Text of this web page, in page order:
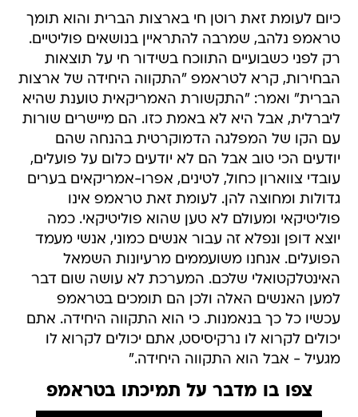
כיום לעומת זאת רוטן חי בארצות הברית והוא תומך
טראמפ נלהב, שמרבה להתראיין בנושאים פוליטיים.
רק לפני כשבועיים התווכח בשידור חי על תוצאות
הבחירות, קרא לטראמפ "התקווה היחידה של ארצות
הברית" ואמר: "התקשורת האמריקאית טוענת שהיא
ליברלית, אבל היא לא באמת כזו. הם מיישרים שורות
עם הקו של המפלגה הדמוקרטית בהנחה שהם
יודעים הכי טוב אבל הם לא יודעים כלום על פועלים,
עובדי צווארון כחול, לטינים, אפרו-אמריקאים בערים
גדולות ומחוצה להן. לעומת זאת טראמפ אינו
פוליטיקאי ומעולם לא טען שהוא פוליטיקאי. כמה
יוצא דופן ונפלא זה עבור אנשים כמוני, אנשי מעמד
הפועלים. אנחנו משועממים מרעיונות השמאל
האינטלקטואלי שלכם. המערכת לא עושה שום דבר
למען האנשים האלה ולכן הם תומכים בטראמפ
עכשיו כל כך בנאמנות. כי הוא התקווה היחידה. אתם
יכולים לקרוא לו נרקיסיסט, אתם יכולים לקרוא לו
מגעיל - אבל הוא התקווה היחידה."
צפו בו מדבר על תמיכתו בטראמפ